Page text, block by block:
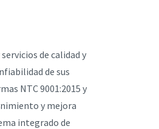
de calidad y
de sus
NTC 9001:2015 y
y mejora
integrado de